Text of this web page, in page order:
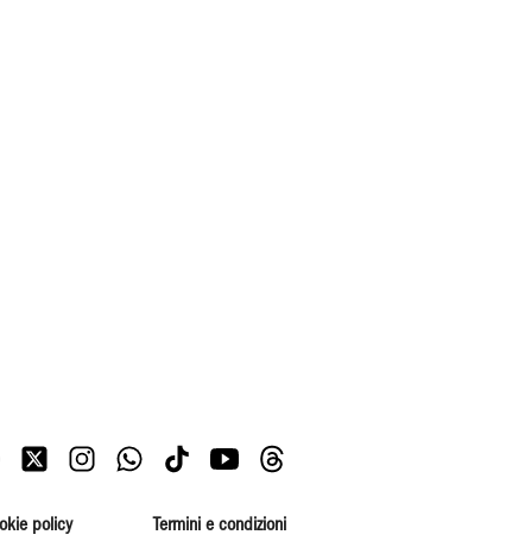
policy Termini e condizioni